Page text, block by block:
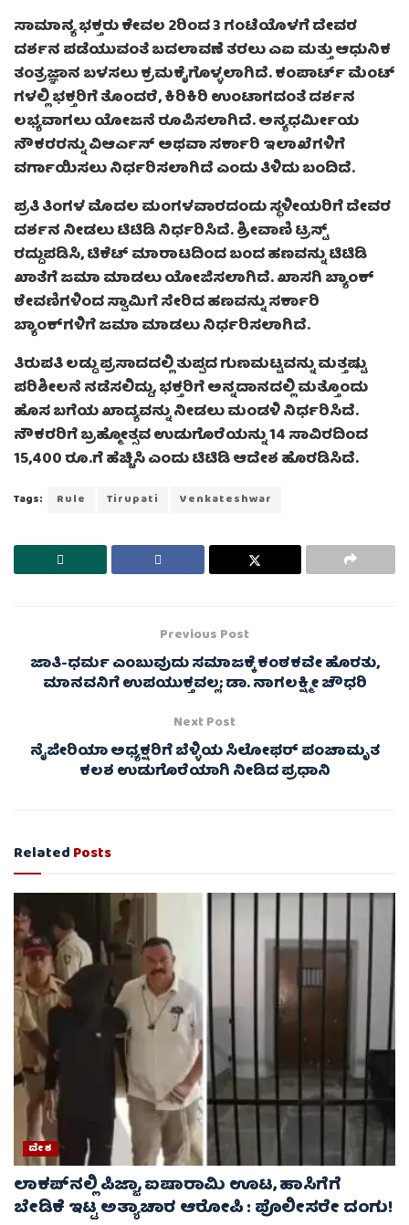
ಸಾಮಾನ್ಯ ಭಕ್ತರು ಕೇವಲ 2ರಿಂದ 3 ಗಂಟೆಯೊಳಗೆ ದೇವರ
ದರ್ಶನ ಪಡೆಯುವಂತೆ ಬದಲಾವಣೆ ತರಲು ಎಐ ಮತ್ತು ಆಧುನಿಕ
ತಂತ್ರಜ್ಞಾನ ಬಳಸಲು ಕ್ರಮಕೈಗೊಳ್ಳಲಾಗಿದೆ. ಕಂಪಾರ್ಟ್‌ ಮೆಂಟ್‌
ಗಳಲ್ಲಿ ಭಕ್ತರಿಗೆ ತೊಂದರೆ, ಕಿರಿಕಿರಿ ಉಂಟಾಗದಂತೆ ದರ್ಶನ
ಲಭ್ಯವಾಗಲು ಯೋಜನೆ ರೂಪಿಸಲಾಗಿದೆ. ಅನ್ಯಧರ್ಮೀಯ
ನೌಕರರನ್ನು ವಿಆರ್ಎಸ್ ಅಥವಾ ಸರ್ಕಾರಿ ಇಲಾಖೆಗಳಿಗೆ
ವರ್ಗಾಯಿಸಲು ನಿರ್ಧರಿಸಲಾಗಿದೆ ಎಂದು ತಿಳಿದು ಬಂದಿದೆ.
ಪ್ರತಿ ತಿಂಗಳ ಮೊದಲ ಮಂಗಳವಾರದಂದು ಸ್ಥಳೀಯರಿಗೆ ದೇವರ
ದರ್ಶನ ನೀಡಲು ಟಿಟಿಡಿ ನಿರ್ಧರಿಸಿದೆ. ಶ್ರೀವಾಣಿ ಟ್ರಸ್ಟ್
ರದ್ದುಪಡಿಸಿ, ಟಿಕೆಟ್ ಮಾರಾಟದಿಂದ ಬಂದ ಹಣವನ್ನು ಟಿಟಿಡಿ
ಖಾತೆಗೆ ಜಮಾ ಮಾಡಲು ಯೋಜಿಸಲಾಗಿದೆ. ಖಾಸಗಿ ಬ್ಯಾಂಕ್
ಠೇವಣಿಗಳಿಂದ ಸ್ವಾಮಿಗೆ ಸೇರಿದ ಹಣವನ್ನು ಸರ್ಕಾರಿ
ಬ್ಯಾಂಕ್‌ಗಳಿಗೆ ಜಮಾ ಮಾಡಲು ನಿರ್ಧರಿಸಲಾಗಿದೆ.
ತಿರುಪತಿ ಲಡ್ಡು ಪ್ರಸಾದದಲ್ಲಿ ತುಪ್ಪದ ಗುಣಮಟ್ಟವನ್ನು ಮತ್ತಷ್ಟು
ಪರಿಶೀಲನೆ ನಡೆಸಲಿದ್ದು, ಭಕ್ತರಿಗೆ ಅನ್ನದಾನದಲ್ಲಿ ಮತ್ತೊಂದು
ಹೊಸ ಬಗೆಯ ಖಾದ್ಯವನ್ನು ನೀಡಲು ಮಂಡಳಿ ನಿರ್ಧರಿಸಿದೆ.
ನೌಕರರಿಗೆ ಬ್ರಹ್ಮೋತ್ಸವ ಉಡುಗೊರೆಯನ್ನು 14 ಸಾವಿರದಿಂದ
15,400 ರೂ.ಗೆ ಹೆಚ್ಚಿಸಿ ಎಂದು ಟಿಟಿಡಿ ಆದೇಶ ಹೊರಡಿಸಿದೆ.
Tags: Rule Tirupati Venkateshwar
Previous Post
ಜಾತಿ-ಧರ್ಮ ಎಂಬುವುದು ಸಮಾಜಕ್ಕೆ ಕಂಠಕವೇ ಹೊರತು,
ಮಾನವನಿಗೆ ಉಪಯುಕ್ತವಲ್ಲ; ಡಾ. ನಾಗಲಕ್ಷ್ಮೀ ಚೌಧರಿ
Next Post
ನೈಜೀರಿಯಾ ಅಧ್ಯಕ್ಷರಿಗೆ ಬೆಳ್ಳಿಯ ಸಿಲೋಫರ್ ಪಂಚಾಮೃತ
ಕಲಶ ಉಡುಗೊರೆಯಾಗಿ ನೀಡಿದ ಪ್ರಧಾನಿ
RelatedPosts
ದೇಶ
ಲಾಕಪ್‌ನಲ್ಲಿ ಪಿಜ್ಜಾ, ಐಷಾರಾಮಿ ಊಟ, ಹಾಸಿಗೆಗೆ
ಬೇಡಿಕೆ ಇಟ್ಟ ಅತ್ಯಾಚಾರ ಆರೋಪಿ : ಪೊಲೀಸರೇ ದಂಗು!